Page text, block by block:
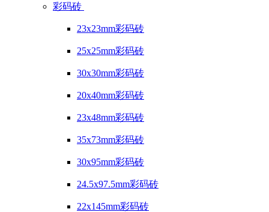
彩码砖
23x23mm彩码砖
25x25mm彩码砖
30x30mm彩码砖
20x40mm彩码砖
23x48mm彩码砖
35x73mm彩码砖
30x95mm彩码砖
24.5x97.5mm彩码砖
22x145mm彩码砖